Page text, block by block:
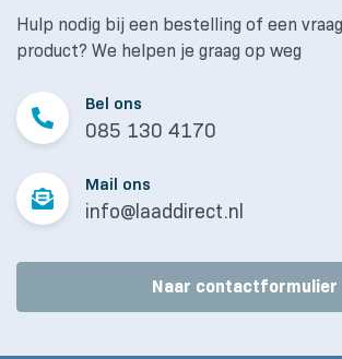
Hulp nodig bij een bestelling of een
product? We helpen je graag op weg
Bel ons
085 130 4170
Mail ons
info@laaddirect.nl
Naar contactformulier